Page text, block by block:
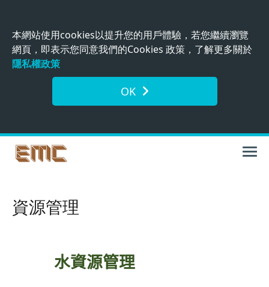
本網站使用cookies以提升您的用戶體驗，若您繼續瀏覽
網頁，即表示您同意我們的Cookies 政策，了解更多關於
隱私權政策
OK
資源管理